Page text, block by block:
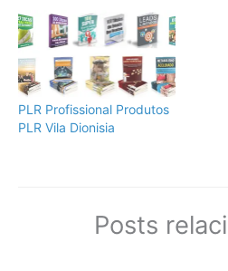
PLR Profissional Produtos
PLR Vila Dionisia
Posts